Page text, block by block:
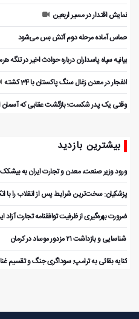
نمایش اقتدار در مسیر اربعین
حماس آماده مرحله دوم آتش بس می‌شود
بیانیه سپاه پاسداران درباره حوادث اخیر در تنگه
انفجار در معدن زغال سنگ پاکستان با 34 کشته
وقتی یک پدر شکست؛ بازگشت عقابی که آسمان
بیشترین بازدید
ورود وزیر صنعت، معدن و تجارت ایران به بیشکک
پزشکیان: سخت‌ترین شرایط پس از انقلاب را با
ضرورت بهره‌گیری از ظرفیت توافقنامه تجارت آزاد
️ شناسایی و بازداشت ۲۱ مزدور موساد در کرمان
کنایه بقائی به ترامپ: سوداگری جنگ و تقسیم